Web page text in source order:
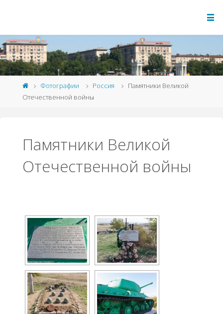
Фотографии Россия
Памятники Великой
Отечественной войны
Памятники Великой
Отечественной войны